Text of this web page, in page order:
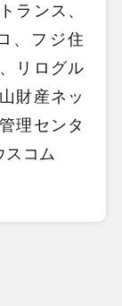
ランス、
、フジ住
リログル
財産ネッ
理センタ
スコム